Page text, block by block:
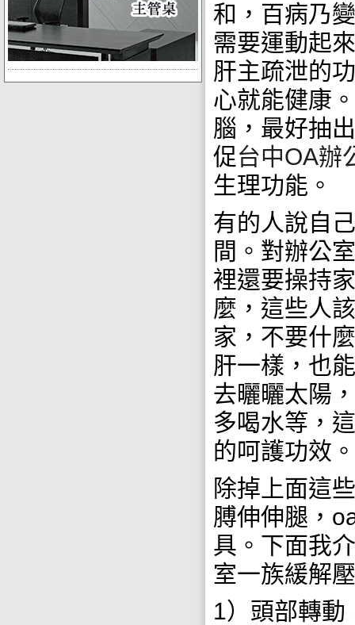
和，百病乃
需要運動起
肝主疏泄的
心就能健康
腦，最好抽
促台中OA辦
生理功能。
有的人說自
間。對辦公
裡還要操持
麼，這些人
家，不要什
肝一樣，也
去曬曬太陽
多喝水等，
的呵護功效。
除掉上面這
膊伸伸腿，
具。下面我
室一族緩解
1）頭部轉動